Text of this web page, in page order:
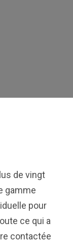
de vingt
gamme
pour
ce qui a
contactée